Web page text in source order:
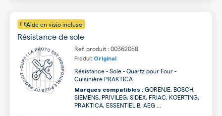
Aide en visio incluse
Résistance de sole
Ref. produit : 00362058
Produit Original
Résistance - Sole - Quartz pour Four -
Cuisinière PRAKTICA
Marques compatibles : GORENJE, BOSCH,
SIEMENS, PRIVILEG, SIDEX, FRIAC, KOERTING,
PRAKTICA, ESSENTIEL B, AEG ...